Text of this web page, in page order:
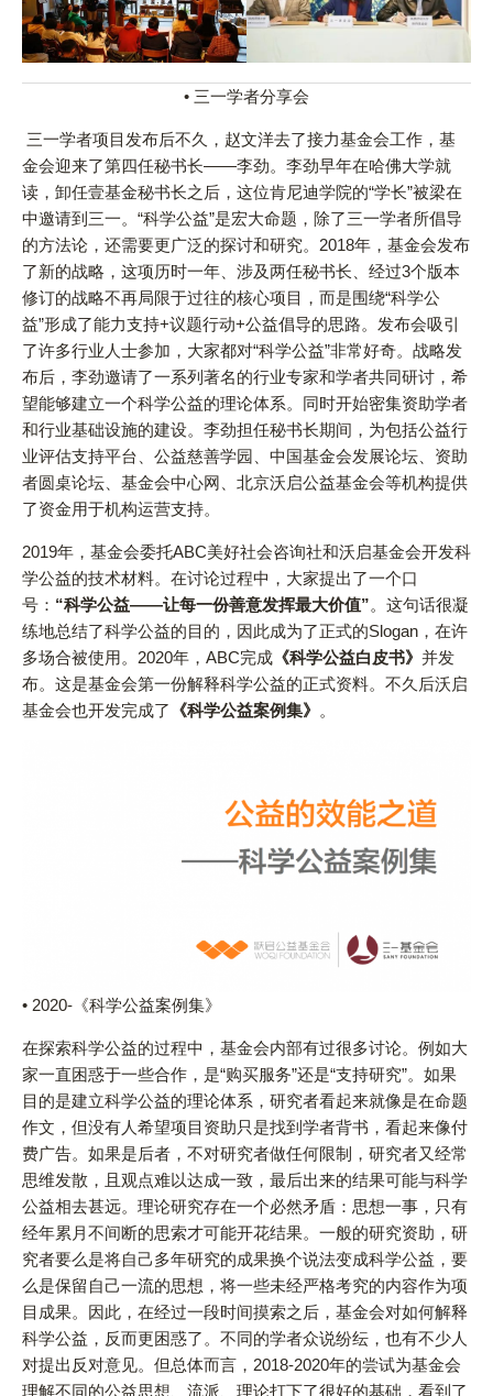
• 三一学者分享会
三一学者项目发布后不久，赵文洋去了接力基金会工作，基
金会迎来了第四任秘书长——李劲。李劲早年在哈佛大学就
读，卸任壹基金秘书长之后，这位肯尼迪学院的“学长”被梁在
中邀请到三一。“科学公益”是宏大命题，除了三一学者所倡导
的方法论，还需要更广泛的探讨和研究。2018年，基金会发布
了新的战略，这项历时一年、涉及两任秘书长、经过3个版本
修订的战略不再局限于过往的核心项目，而是围绕“科学公
益”形成了能力支持+议题行动+公益倡导的思路。发布会吸引
了许多行业人士参加，大家都对“科学公益”非常好奇。战略发
布后，李劲邀请了一系列著名的行业专家和学者共同研讨，希
望能够建立一个科学公益的理论体系。同时开始密集资助学者
和行业基础设施的建设。李劲担任秘书长期间，为包括公益行
业评估支持平台、公益慈善学园、中国基金会发展论坛、资助
者圆桌论坛、基金会中心网、北京沃启公益基金会等机构提供
了资金用于机构运营支持。
2019年，基金会委托ABC美好社会咨询社和沃启基金会开发科
学公益的技术材料。在讨论过程中，大家提出了一个口
号： “科学公益——让每一份善意发挥最大价值”。这句话很凝
练地总结了科学公益的目的，因此成为了正式的Slogan，在许
多场合被使用。2020年，ABC完成 《科学公益白皮书》 并发
布。这是基金会第一份解释科学公益的正式资料。不久后沃启
基金会也开发完成了 《科学公益案例集》 。
• 2020-《科学公益案例集》
在探索科学公益的过程中，基金会内部有过很多讨论。例如大
家一直困惑于一些合作，是“购买服务”还是“支持研究”。如果
目的是建立科学公益的理论体系，研究者看起来就像是在命题
作文，但没有人希望项目资助只是找到学者背书，看起来像付
费广告。如果是后者，不对研究者做任何限制，研究者又经常
思维发散，且观点难以达成一致，最后出来的结果可能与科学
公益相去甚远。理论研究存在一个必然矛盾：思想一事，只有
经年累月不间断的思索才可能开花结果。一般的研究资助，研
究者要么是将自己多年研究的成果换个说法变成科学公益，要
么是保留自己一流的思想，将一些未经严格考究的内容作为项
目成果。因此，在经过一段时间摸索之后，基金会对如何解释
科学公益，反而更困惑了。不同的学者众说纷纭，也有不少人
对提出反对意见。但总体而言，2018-2020年的尝试为基金会
理解不同的公益思想、流派、理论打下了很好的基础，看到了